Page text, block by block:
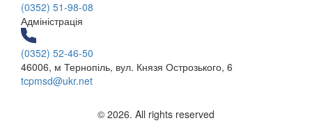
(0352) 51-98-08
Адміністрація
(0352) 52-46-50
46006, м Тернопіль, вул. Князя Острозького, 6
tcpmsd@ukr.net
© 2026. All rights reserved